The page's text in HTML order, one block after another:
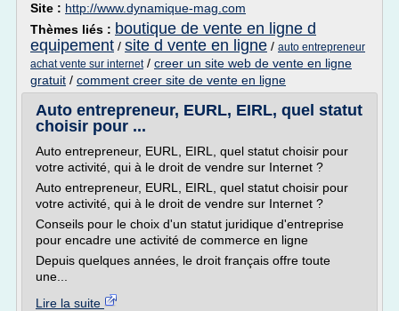
Site : http://www.dynamique-mag.com
Thèmes liés : boutique de vente en ligne d
equipement / site d vente en ligne / auto entrepreneur
achat vente sur internet/ creer un site web de vente en ligne
gratuit / comment creer site de vente en ligne
Auto entrepreneur, EURL, EIRL, quel statut
choisir pour ...
Auto entrepreneur, EURL, EIRL, quel statut choisir pour
votre activité, qui à le droit de vendre sur Internet ?
Auto entrepreneur, EURL, EIRL, quel statut choisir pour
votre activité, qui à le droit de vendre sur Internet ?
Conseils pour le choix d'un statut juridique d'entreprise
pour encadre une activité de commerce en ligne
Depuis quelques années, le droit français offre toute
une...
Lire la suite